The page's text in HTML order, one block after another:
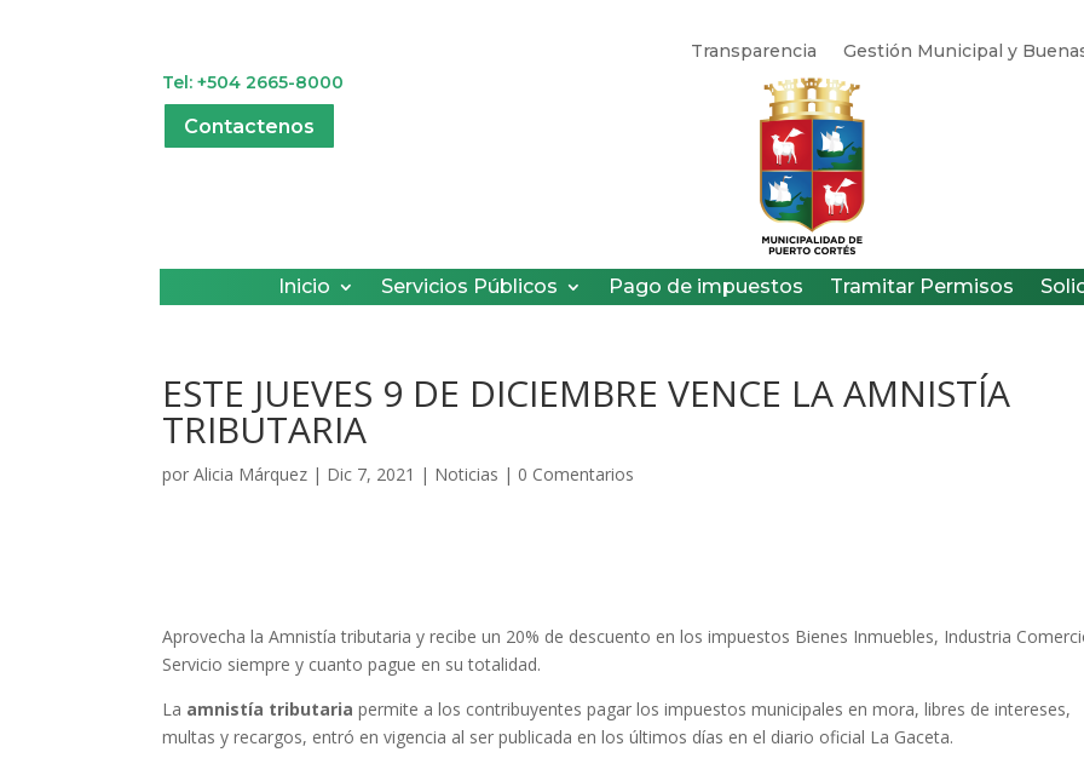
Transparencia
Gestión Municipal y
Tel: +504 2665-8000
Contactenos
Inicio Servicios Públicos Pago de impuestos Tramitar Permisos
ESTE JUEVES 9 DE DICIEMBRE VENCE LA AMNISTÍA
TRIBUTARIA
porAlicia Márquez | Dic 7, 2021 | Noticias | 0 Comentarios
Aprovecha la Amnistía tributaria y recibe un 20% de descuento en los impuestos Bienes Inmuebles, Industria
Servicio siempre y cuanto pague en su totalidad.
La amnistía tributaria permite a los contribuyentes pagar los impuestos municipales en mora, libres de intereses,
multas y recargos, entró en vigencia al ser publicada en los últimos días en el diario oficial La Gaceta.